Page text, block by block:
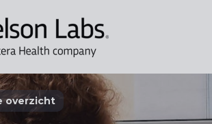
overzicht